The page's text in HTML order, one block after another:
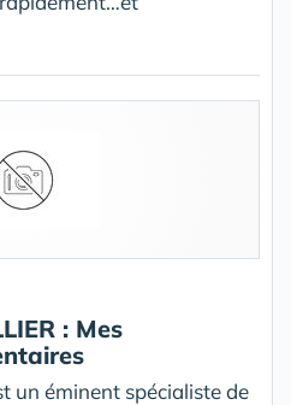
: Mes
un éminent spécialiste de